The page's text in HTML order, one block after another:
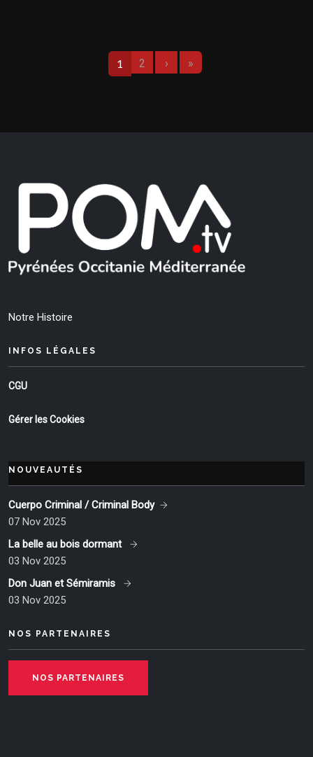
1 2 ›Page suivante
»
Notre Histoire
INFOS LÉGALES
CGU
Gérer les Cookies
NOUVEAUTÉS
Cuerpo Criminal / Criminal Body
07 Nov 2025
La belle au bois dormant
03 Nov 2025
Don Juan et Sémiramis
03 Nov 2025
NOS PARTENAIRES
NOS PARTENAIRES